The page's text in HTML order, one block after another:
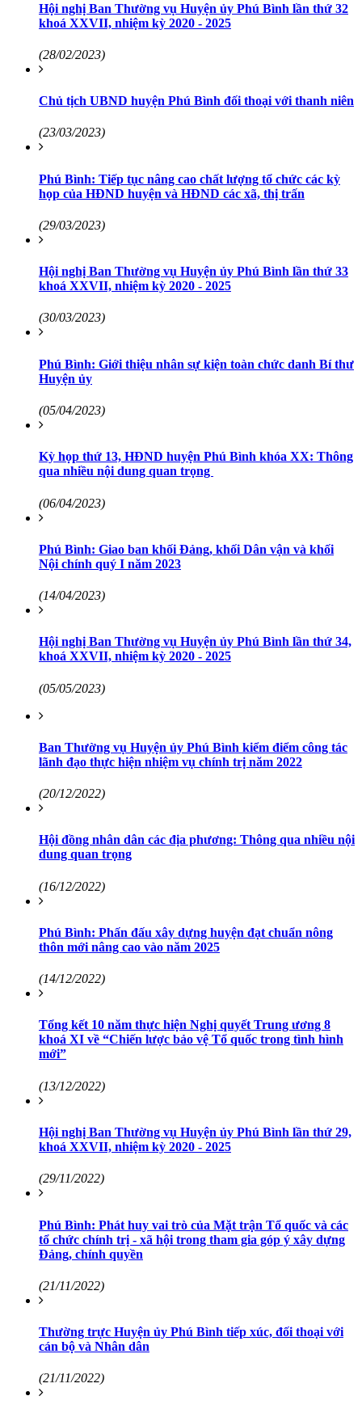
Hội nghị Ban Thường vụ Huyện ủy Phú Bình lần thứ 32
khoá XXVII, nhiệm kỳ 2020 - 2025
(28/02/2023)
Chủ tịch UBND huyện Phú Bình đối thoại với thanh niên
(23/03/2023)
Phú Bình: Tiếp tục nâng cao chất lượng tổ chức các kỳ
họp của HĐND huyện và HĐND các xã, thị trấn
(29/03/2023)
Hội nghị Ban Thường vụ Huyện ủy Phú Bình lần thứ 33
khoá XXVII, nhiệm kỳ 2020 - 2025
(30/03/2023)
Phú Bình: Giới thiệu nhân sự kiện toàn chức danh Bí thư
Huyện ủy
(05/04/2023)
Kỳ họp thứ 13, HĐND huyện Phú Bình khóa XX: Thông
qua nhiều nội dung quan trọng
(06/04/2023)
Phú Bình: Giao ban khối Đảng, khối Dân vận và khối
Nội chính quý I năm 2023
(14/04/2023)
Hội nghị Ban Thường vụ Huyện ủy Phú Bình lần thứ 34,
khoá XXVII, nhiệm kỳ 2020 - 2025
(05/05/2023)
Ban Thường vụ Huyện ủy Phú Bình kiểm điểm công tác
lãnh đạo thực hiện nhiệm vụ chính trị năm 2022
(20/12/2022)
Hội đồng nhân dân các địa phương: Thông qua nhiều nội
dung quan trọng
(16/12/2022)
Phú Bình: Phấn đấu xây dựng huyện đạt chuẩn nông
thôn mới nâng cao vào năm 2025
(14/12/2022)
Tổng kết 10 năm thực hiện Nghị quyết Trung ương 8
khoá XI về “Chiến lược bảo vệ Tổ quốc trong tình hình
mới”
(13/12/2022)
Hội nghị Ban Thường vụ Huyện ủy Phú Bình lần thứ 29,
khoá XXVII, nhiệm kỳ 2020 - 2025
(29/11/2022)
Phú Bình: Phát huy vai trò của Mặt trận Tổ quốc và các
tổ chức chính trị - xã hội trong tham gia góp ý xây dựng
Đảng, chính quyền
(21/11/2022)
Thường trực Huyện ủy Phú Bình tiếp xúc, đối thoại với
cán bộ và Nhân dân
(21/11/2022)